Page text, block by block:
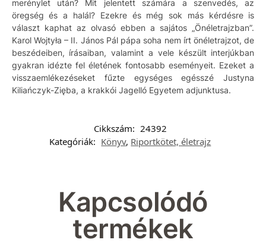
merénylet után? Mit jelentett számára a szenvedés, az
öregség és a halál? Ezekre és még sok más kérdésre is
választ kaphat az olvasó ebben a sajátos „Önéletrajzban”.
Karol Wojtyła – II. János Pál pápa soha nem írt önéletrajzot, de
beszédeiben, írásaiban, valamint a vele készült interjúkban
gyakran idézte fel életének fontosabb eseményeit. Ezeket a
visszaemlékezéseket fűzte egységes egésszé Justyna
Kiliańczyk-Zięba, a krakkói Jagelló Egyetem adjunktusa.
Cikkszám: 24392
Kategóriák: Könyv, Riportkötet, életrajz
Kapcsolódó
termékek